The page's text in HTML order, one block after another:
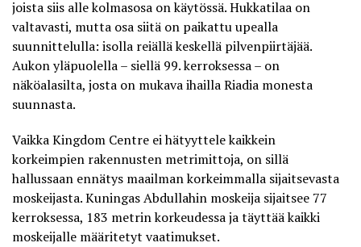
joista siis alle kolmasosa on käytössä. Hukkatilaa on
valtavasti, mutta osa siitä on paikattu upealla
suunnittelulla: isolla reiällä keskellä pilvenpiirtäjää.
Aukon yläpuolella – siellä 99. kerroksessa – on
näköalasilta, josta on mukava ihailla Riadia monesta
suunnasta.
Vaikka Kingdom Centre ei hätyyttele kaikkein
korkeimpien rakennusten metrimittoja, on sillä
hallussaan ennätys maailmankorkeimmalla sijaitsevasta
moskeijasta. Kuningas Abdullahin moskeija sijaitsee 77
kerroksessa, 183 metrin korkeudessa ja täyttää kaikki
moskeijalle määritetyt vaatimukset.